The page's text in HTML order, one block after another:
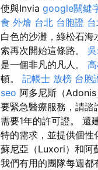
使與Invia google關鍵
食 外燴 台北 台胞證
白色的沙灘，綠松石
索再次開始這條路。
是一個非凡的凡人。
頓。 記帳士 放榜 台胞
seo 阿多尼斯（
要緊急醫療服務，請諮
需要1年的許可證。 還
特的需求，並提供個性
蘇尼亞（Luxori）和阿
我們有用的團隊每週都